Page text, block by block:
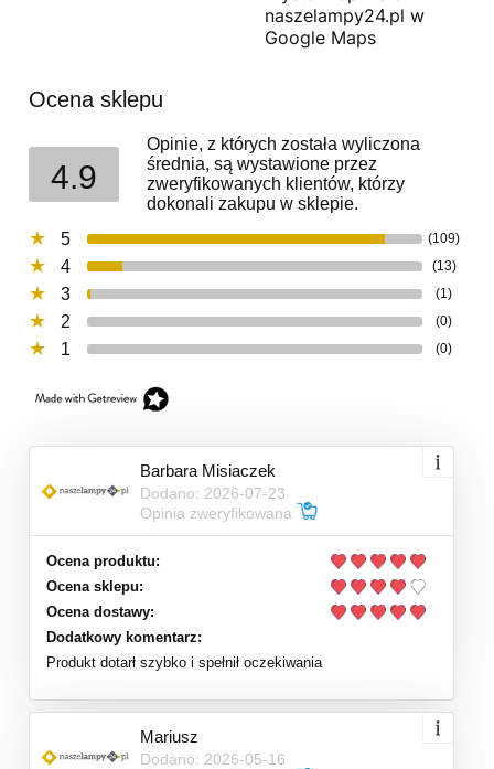
naszelampy24.pl w
Google Maps
Ocena sklepu
4.9
Opinie, z których została wyliczona
średnia, są wystawione przez
zweryfikowanych klientów, którzy
dokonali zakupu w sklepie.
5
(109)
4 (13)
3 (1)
2 (0)
1 (0)
Barbara Misiaczek
Dodano: 2026-07-23
Opinia zweryfikowana
Ocena produktu:
Ocena sklepu:
Ocena dostawy:
Dodatkowy komentarz:
Produkt dotarł szybko i spełnił oczekiwania
Mariusz
Dodano: 2026-05-16